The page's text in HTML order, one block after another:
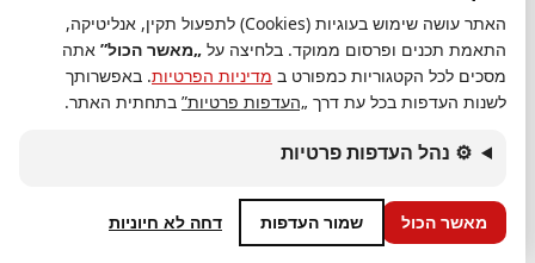
האתר עושה שימוש בעוגיות (Cookies) לתפעול תקין, אנליטיקה,
התאמת תכנים ופרסום ממוקד. בלחיצה על „מאשר הכול” אתה
מסכים לכל הקטגוריות כמפורט ב מדיניות הפרטיות. באפשרותך
לשנות העדפות בכל עת דרך „העדפות פרטיות” בתחתית האתר.
⚙ נהל העדפות פרטיות
מאשר הכול שמור העדפות דחה לא חיוניות